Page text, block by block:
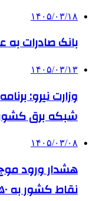
۱۴۰۵/۰۳/۱۸
بانک صادرات به‌
۱۴۰۵/۰۳/۱۳
وزارت نیرو:
شبکه برق کشور
۱۴۰۵/۰۳/۰۸
هشدار ورود
نقاط کشور به ۵۰ درجه می‌رسد